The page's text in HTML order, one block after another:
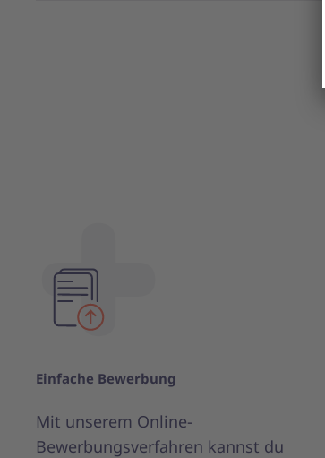
Einfache Bewerbung
Mit unserem Online-
Bewerbungsverfahren kannst du